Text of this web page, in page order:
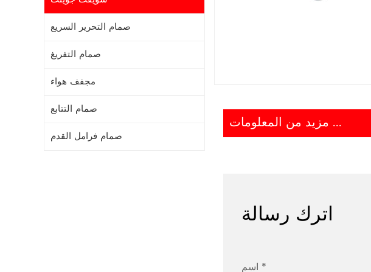
صمام التحرير السريع
صمام التفريغ
مجفف هواء
صمام التتابع
صمام فرامل القدم
مزيد من المعلومات ...
اترك رسالة
اسم *